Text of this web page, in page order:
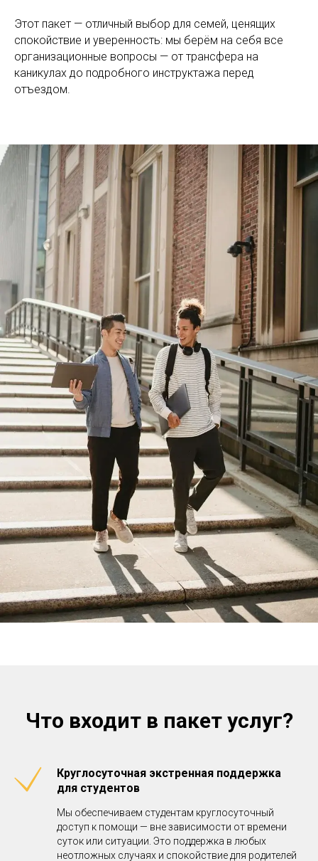
Этот пакет — отличный выбор для семей, ценящих
спокойствие и уверенность: мы берём на себя все
организационные вопросы — от трансфера на
каникулах до подробного инструктажа перед
отъездом.
Что входит в пакет услуг?
Круглосуточная экстренная поддержка
для студентов
Мы обеспечиваем студентам круглосуточный
доступ к помощи — вне зависимости от времени
суток или ситуации. Это поддержка в любых
неотложных случаях и спокойствие для родителей